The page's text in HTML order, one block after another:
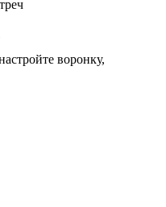
воронку,